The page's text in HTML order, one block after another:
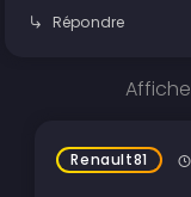
Répondre
Renault81